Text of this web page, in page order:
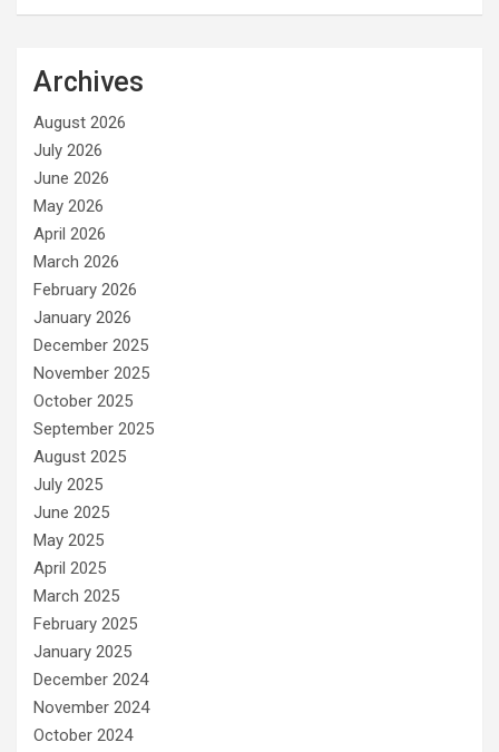
Archives
August 2026
July 2026
June 2026
May 2026
April 2026
March 2026
February 2026
January 2026
December 2025
November 2025
October 2025
September 2025
August 2025
July 2025
June 2025
May 2025
April 2025
March 2025
February 2025
January 2025
December 2024
November 2024
October 2024